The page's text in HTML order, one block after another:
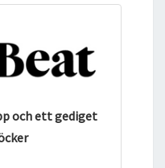
och ett gediget